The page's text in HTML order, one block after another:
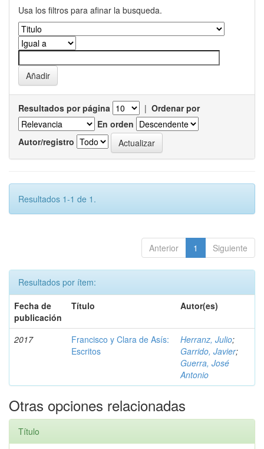
Usa los filtros para afinar la busqueda.
Resultados por página | Ordenar por
En orden
Autor/registro
Resultados 1-1 de 1.
Anterior 1 Siguiente
Resultados por ítem:
Fecha de
publicación
Título Autor(es)
2017
Francisco y Clara de Asís:
Escritos
Herranz, Julio;
Garrido, Javier;
Guerra, José
Antonio
Otras opciones relacionadas
Título